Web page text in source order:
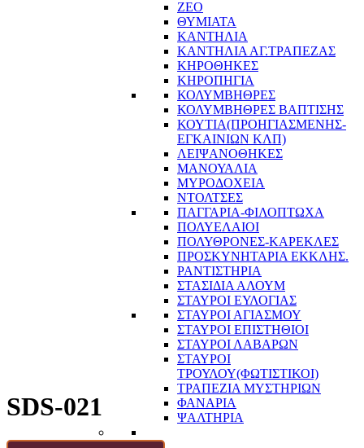
ΖΕΟ
ΘΥΜΙΑΤΑ
ΚΑΝΤΗΛΙΑ
ΚΑΝΤΗΛΙΑ ΑΓ.ΤΡΑΠΕΖΑΣ
ΚΗΡΟΘΗΚΕΣ
ΚΗΡΟΠΗΓΙΑ
ΚΟΛΥΜΒΗΘΡΕΣ
ΚΟΛΥΜΒΗΘΡΕΣ ΒΑΠΤΙΣΗΣ
ΚΟΥΤΙΑ(ΠΡΟΗΓΙΑΣΜΕΝΗΣ-
ΕΓΚΑΙΝΙΩΝ ΚΛΠ)
ΛΕΙΨΑΝΟΘΗΚΕΣ
ΜΑΝΟΥΑΛΙΑ
ΜΥΡΟΔΟΧΕΙΑ
ΝΤΟΛΤΣΕΣ
ΠΑΓΓΑΡΙΑ-ΦΙΛΟΠΤΩΧΑ
ΠΟΛΥΕΛΑΙΟΙ
ΠΟΛΥΘΡΟΝΕΣ-ΚΑΡΕΚΛΕΣ
ΠΡΟΣΚΥΝΗΤΑΡΙΑ ΕΚΚΛΗΣ.
ΡΑΝΤΙΣΤΗΡΙΑ
ΣΤΑΣΙΔΙΑ ΑΛΟΥΜ
ΣΤΑΥΡΟΙ ΕΥΛΟΓΙΑΣ
ΣΤΑΥΡΟΙ ΑΓΙΑΣΜΟΥ
ΣΤΑΥΡΟΙ ΕΠΙΣΤΗΘΙΟΙ
ΣΤΑΥΡΟΙ ΛΑΒΑΡΩΝ
ΣΤΑΥΡΟΙ
ΤΡΟΥΛΟΥ(ΦΩΤΙΣΤΙΚΟΙ)
ΤΡΑΠΕΖΙΑ ΜΥΣΤΗΡΙΩΝ
ΦΑΝΑΡΙΑ
ΨΑΛΤΗΡΙΑ
SDS-021